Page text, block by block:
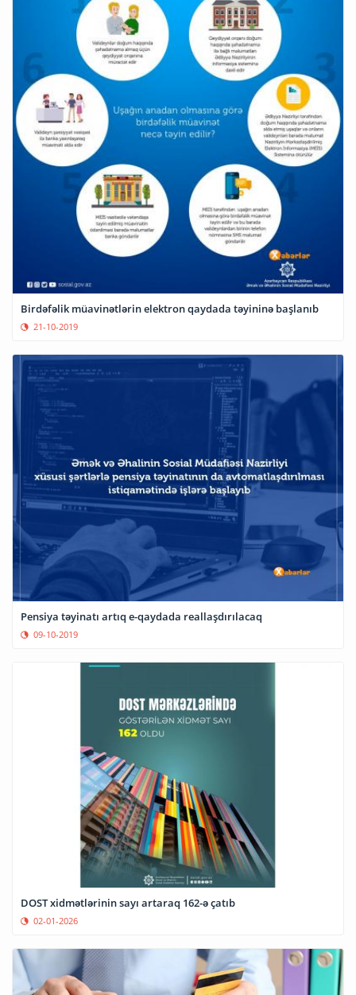
Birdəfəlik müavinətlərin elektron qaydada təyininə başlanıb
21-10-2019
Pensiya təyinatı artıq e-qaydada reallaşdırılacaq
09-10-2019
DOST xidmətlərinin sayı artaraq 162-ə çatıb
02-01-2026